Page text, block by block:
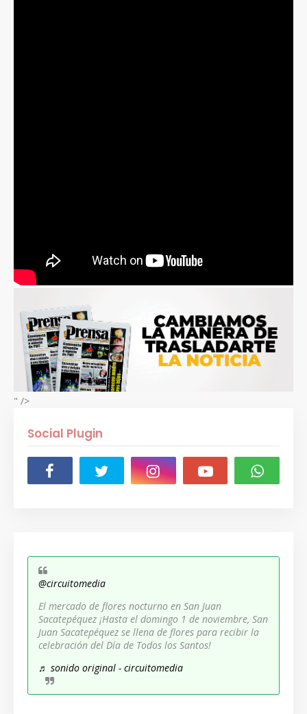
" />
Social Plugin
@circuitomedia
El mercado de flores nocturno en San Juan
Sacatepéquez ¡Hasta el domingo 1 de noviembre, San
Juan Sacatepéquez se llena de flores para recibir la
celebración del Día de Todos los Santos!
♬ sonido original - circuitomedia